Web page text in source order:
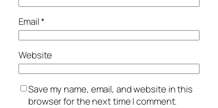
Email*
Website
Save my name, email, and website in this
browser for the next time I comment.